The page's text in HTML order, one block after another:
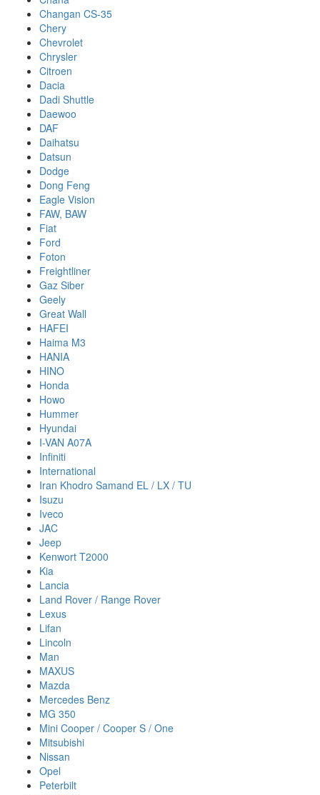
Changan CS-35
Chery
Chevrolet
Chrysler
Citroen
Dacia
Dadi Shuttle
Daewoo
DAF
Daihatsu
Datsun
Dodge
Dong Feng
Eagle Vision
FAW, BAW
Fiat
Ford
Foton
Freightliner
Gaz Siber
Geely
Great Wall
HAFEI
Haima M3
HANIA
HINO
Honda
Howo
Hummer
Hyundai
I-VAN A07A
Infiniti
International
Iran Khodro Samand EL / LX / TU
Isuzu
Iveco
JAC
Jeep
Kenwort T2000
Kia
Lancia
Land Rover / Range Rover
Lexus
Lifan
Lincoln
Man
MAXUS
Mazda
Mercedes Benz
MG 350
Mini Cooper / Cooper S / One
Mitsubishi
Nissan
Opel
Peterbilt